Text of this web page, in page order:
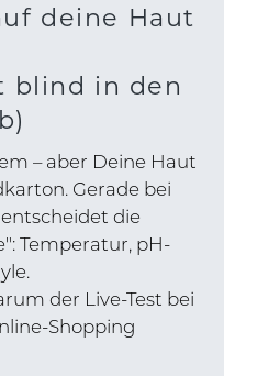
deine Haut
blind in den
– aber Deine Haut
Gerade bei
die
Temperatur, pH-
der Live-Test bei
Shopping